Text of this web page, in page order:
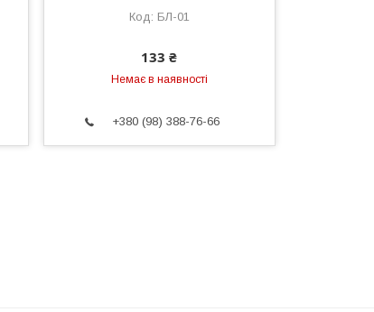
БЛ-01
133 ₴
Немає в наявності
+380 (98) 388-76-66